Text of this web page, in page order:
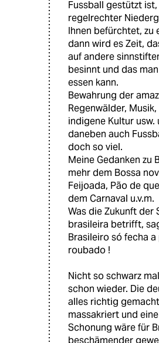
Fussball gestützt ist,
regelrechter
Ihnen befürchtet, zu
dann wird es Zeit,
auf andere
besinnt und das
essen kann.
Bewahrung der
Regenwälder, Musik,
indigene Kultur usw.
daneben auch
doch so viel.
Meine Gedanken zu
mehr dem Bossa
Feijoada, Pão de
dem Carnaval u.v.m.
Was die Zukunft der
brasileira betrifft,
Brasileiro só fecha
roubado !
Nicht so schwarz
schon wieder. Die
alles richtig
massakriert und
Schonung wäre für
beschämender